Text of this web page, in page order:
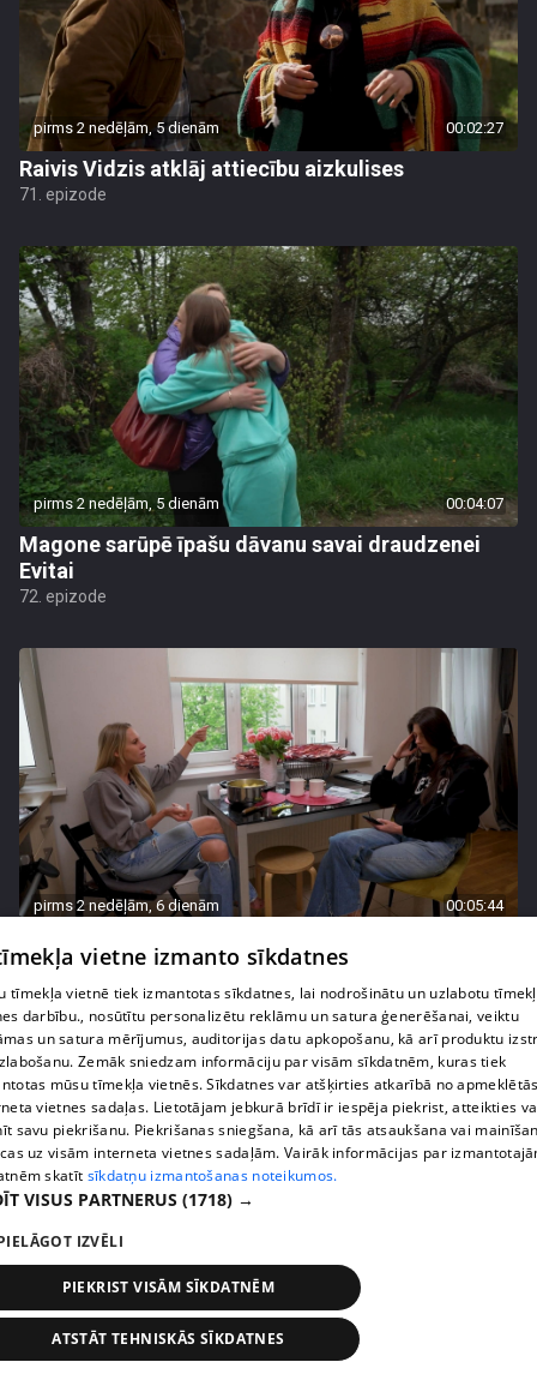
pirms 2 nedēļām, 5 dienām 00:02:27
Raivis Vidzis atklāj attiecību aizkulises
71. epizode
pirms 2 nedēļām, 5 dienām 00:04:07
Magone sarūpē īpašu dāvanu savai draudzenei
Evitai
72. epizode
pirms 2 nedēļām, 6 dienām 00:05:44
Lukērijas Kambalas lielā iespēja "Victoria's
Secret" atlasē atduras pret finansiāliem
sarežģījumiem
71. epizode
pirms 2 nedēļām, 6 dienām
vietne izmanto sīkdatnes
tīmekļa vietnē tiek izmantotas sīkdatnes, lai nodrošinātu un uzlabotu
darbību., nosūtītu personalizētu reklāmu un satura ģenerēšanai, veiktu
un satura mērījumus, auditorijas datu apkopošanu, kā arī produktu
Zemāk sniedzam informāciju par visām sīkdatnēm, kuras tiek
mūsu tīmekļa vietnēs. Sīkdatnes var atšķirties atkarībā no
vietnes sadaļas. Lietotājam jebkurā brīdī ir iespēja piekrist, atteikties
savu piekrišanu. Piekrišanas sniegšana, kā arī tās atsaukšana vai
uz visām interneta vietnes sadaļām. Vairāk informācijas par
skatīt sīkdatņu izmantošanas noteikumos.
VISUS PARTNERUS (1718) →
IZVĒLI
PIEKRIST VISĀM SĪKDATNĒM
ATSTĀT TEHNISKĀS SĪKDATNES